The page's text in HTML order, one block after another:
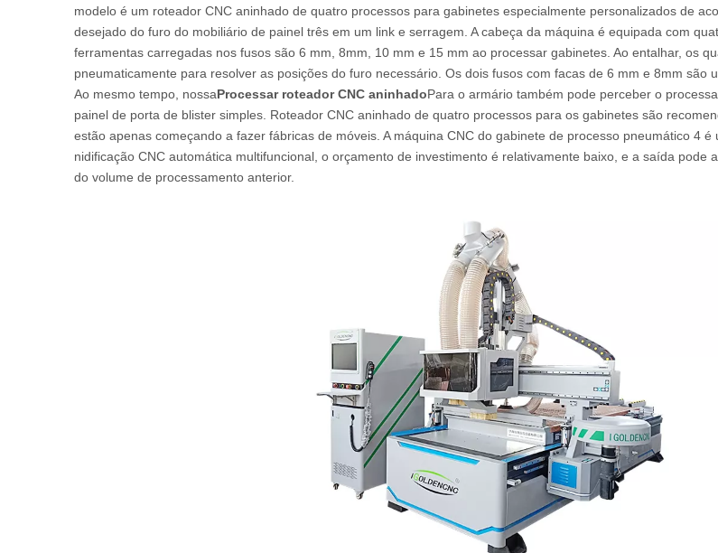
modelo é um roteador CNC aninhado de quatro processos para gabinetes especialmente personalizados de
desejado do furo do mobiliário de painel três em um link e serragem. A cabeça da máquina é equipada com
ferramentas carregadas nos fusos são 6 mm, 8mm, 10 mm e 15 mm ao processar gabinetes. Ao entalhar, os
pneumaticamente para resolver as posições do furo necessário. Os dois fusos com facas de 6 mm e 8mm são
Ao mesmo tempo, nossaProcessar roteador CNC aninhadoPara o armário também pode perceber o
painel de porta de blister simples. Roteador CNC aninhado de quatro processos para os gabinetes são
estão apenas começando a fazer fábricas de móveis. A máquina CNC do gabinete de processo pneumático 4 é
nidificação CNC automática multifuncional, o orçamento de investimento é relativamente baixo, e a saída pode
do volume de processamento anterior.